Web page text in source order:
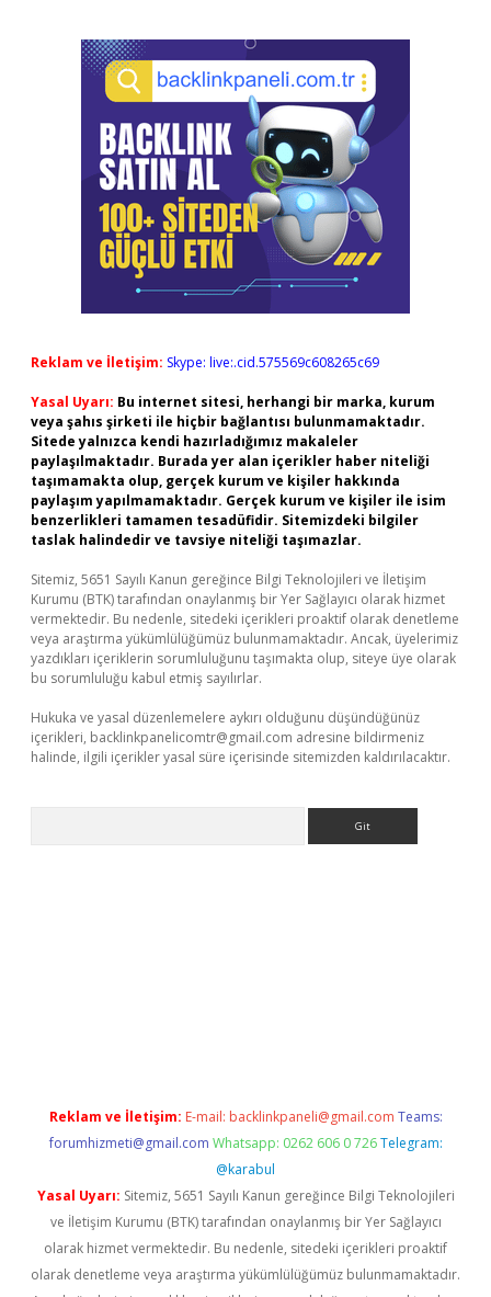
Reklam ve İletişim: Skype: live:.cid.575569c608265c69
Yasal Uyarı: Bu internet sitesi, herhangi bir marka, kurum
veya şahıs şirketi ile hiçbir bağlantısı bulunmamaktadır.
Sitede yalnızca kendi hazırladığımız makaleler
paylaşılmaktadır. Burada yer alan içerikler haber niteliği
taşımamakta olup, gerçek kurum ve kişiler hakkında
paylaşım yapılmamaktadır. Gerçek kurum ve kişiler ile isim
benzerlikleri tamamen tesadüfidir. Sitemizdeki bilgiler
taslak halindedir ve tavsiye niteliği taşımazlar.
Sitemiz, 5651 Sayılı Kanun gereğince Bilgi Teknolojileri ve İletişim
Kurumu (BTK) tarafından onaylanmış bir Yer Sağlayıcı olarak hizmet
vermektedir. Bu nedenle, sitedeki içerikleri proaktif olarak denetleme
veya araştırma yükümlülüğümüz bulunmamaktadır. Ancak, üyelerimiz
yazdıkları içeriklerin sorumluluğunu taşımakta olup, siteye üye olarak
bu sorumluluğu kabul etmiş sayılırlar.
Hukuka ve yasal düzenlemelere aykırı olduğunu düşündüğünüz
içerikleri, backlinkpanelicomtr@gmail.com adresine bildirmeniz
halinde, ilgili içerikler yasal süre içerisinde sitemizden kaldırılacaktır.
Reklam ve İletişim: E-mail: backlinkpaneli@gmail.com Teams:
forumhizmeti@gmail.com Whatsapp: 0262 606 0 726 Telegram:
@karabul
Yasal Uyarı: Sitemiz, 5651 Sayılı Kanun gereğince Bilgi Teknolojileri
ve İletişim Kurumu (BTK) tarafından onaylanmış bir Yer Sağlayıcı
olarak hizmet vermektedir. Bu nedenle, sitedeki içerikleri proaktif
olarak denetleme veya araştırma yükümlülüğümüz bulunmamaktadır.